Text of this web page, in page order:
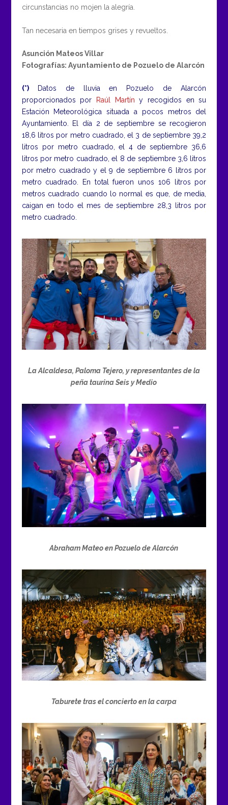
circunstancias no mojen la alegría.
Tan necesaria en tiempos grises y revueltos.
Asunción Mateos Villar
Fotografías: Ayuntamiento de Pozuelo de Alarcón
(*)
Datos de lluvia en Pozuelo de Alarcón
proporcionados por
Raúl Martín y recogidos ensu
Estación Meteorológica situada a pocos metros del
Ayuntamiento. El día 2 de septiembre se recogieron
18,6 litros por metro cuadrado, el 3 de septiembre 39,2
litros por metro cuadrado, el 4 de septiembre 36,6
litros por metro cuadrado, el 8 de septiembre 3,6 litros
por metro cuadrado y el 9 de septiembre 6 litros por
metro cuadrado. En total fueron unos 106 litros por
metros cuadrado cuando lo normal es que, de media,
caigan en todo el mes de septiembre 28,3 litros por
metro cuadrado.
La Alcaldesa, Paloma Tejero, y representantes de la
peña taurina Seis y Medio
Abraham Mateo en Pozuelo de Alarcón
Taburete tras el concierto en la carpa